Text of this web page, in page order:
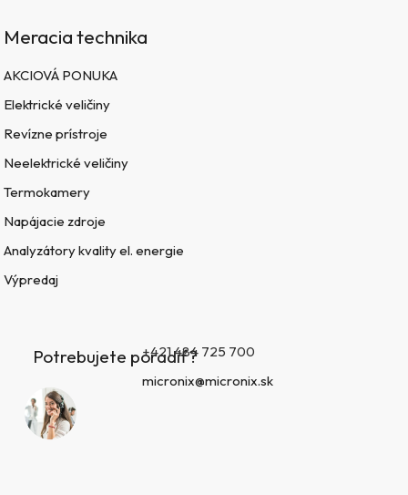
Meracia technika
AKCIOVÁ PONUKA
Elektrické veličiny
Revízne prístroje
Neelektrické veličiny
Termokamery
Napájacie zdroje
Analyzátory kvality el. energie
Výpredaj
Potrebujete poradiť?+421 484 725 700
micronix@micronix.sk